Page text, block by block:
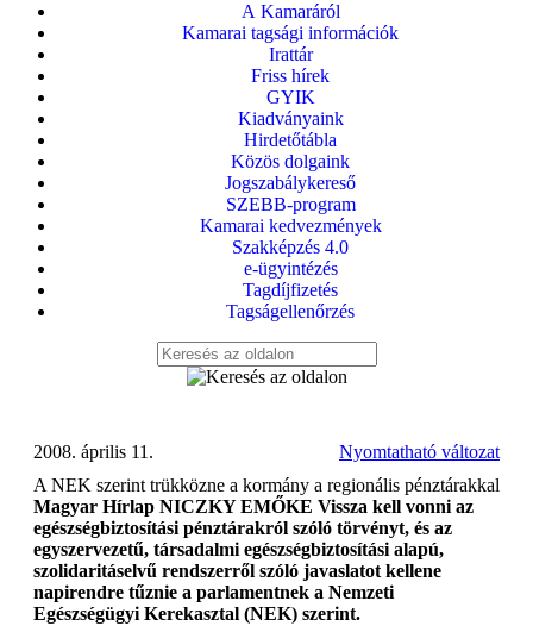
A Kamaráról
Kamarai tagsági információk
Irattár
Friss hírek
GYIK
Kiadványaink
Hirdetőtábla
Közös dolgaink
Jogszabálykereső
SZEBB-program
Kamarai kedvezmények
Szakképzés 4.0
e-ügyintézés
Tagdíjfizetés
Tagságellenőrzés
Nyomtatható változat
2008. április 11.
A NEK szerint trükközne a kormány a regionális pénztárakkal
Magyar Hírlap NICZKY EMŐKE Vissza kell vonni az
egészségbiztosítási pénztárakról szóló törvényt, és az
egyszervezetű, társadalmi egészségbiztosítási alapú,
szolidaritáselvű rendszerről szóló javaslatot kellene
napirendre tűznie a parlamentnek a Nemzeti
Egészségügyi Kerekasztal (NEK) szerint.